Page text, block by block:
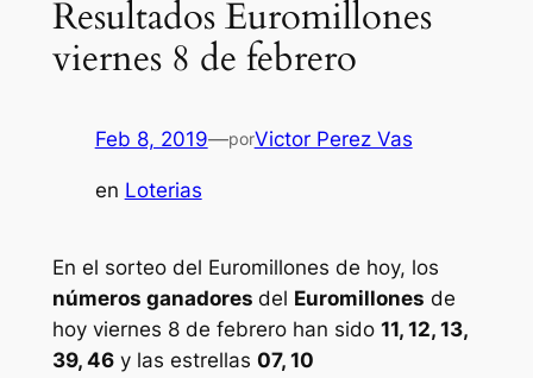
Resultados Euromillones
viernes 8 de febrero
Feb 8, 2019—porVictor Perez Vas
en Loterias
En el sorteo del Euromillones de hoy, los
números ganadores del Euromillones de
hoy viernes 8 de febrero han sido 11, 12, 13,
39, 46y las estrellas 07, 10